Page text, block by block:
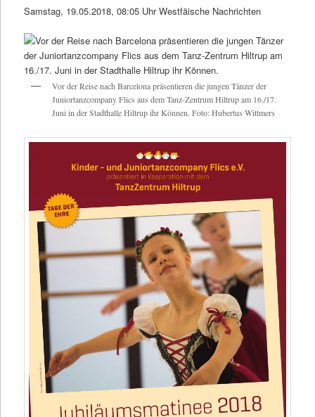
Samstag, 19.05.2018, 08:05 Uhr Westfäische Nachrichten
Vor der Reise nach Barcelona präsentieren die jungen Tänzer der
Juniortanzcompany Flics aus dem Tanz-Zentrum Hiltrup am 16./17.
Juni in der Stadthalle Hiltrup ihr Können. Foto: Hubertus Wittmers